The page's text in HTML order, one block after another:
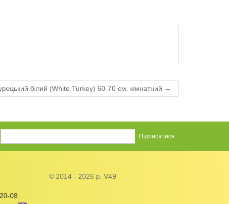
білий (White Turkey) 60-70 см. кімнатний →
08
© 2014 - 2026 р. V49